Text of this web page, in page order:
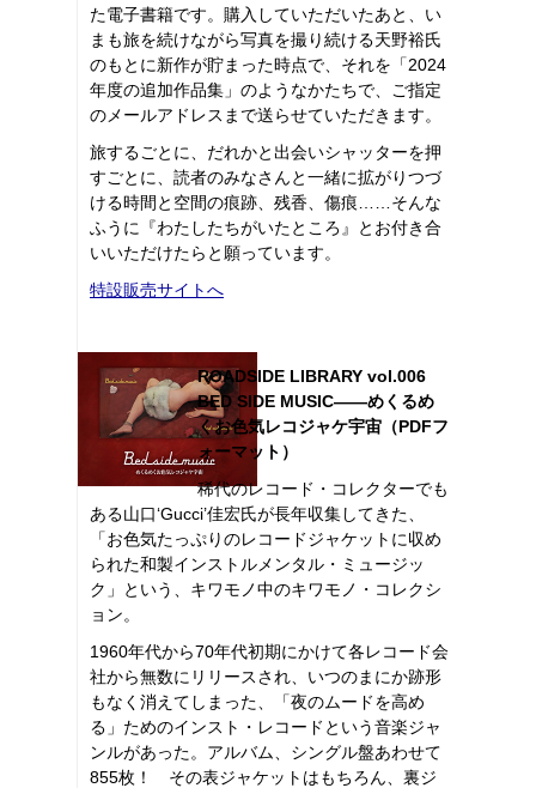
た電子書籍です。購入していただいたあと、い
まも旅を続けながら写真を撮り続ける天野裕氏
のもとに新作が貯まった時点で、それを「2024
年度の追加作品集」のようなかたちで、ご指定
のメールアドレスまで送らせていただきます。
旅するごとに、だれかと出会いシャッターを押
すごとに、読者のみなさんと一緒に拡がりつづ
ける時間と空間の痕跡、残香、傷痕……そんな
ふうに『わたしたちがいたところ』とお付き合
いいただけたらと願っています。
特設販売サイトへ
ROADSIDE LIBRARY vol.006
BED SIDE MUSIC――めくるめ
くお色気レコジャケ宇宙（PDFフ
ォーマット）
稀代のレコード・コレクターでも
ある山口‘Gucci’佳宏氏が長年収集してきた、
「お色気たっぷりのレコードジャケットに収め
られた和製インストルメンタル・ミュージッ
ク」という、キワモノ中のキワモノ・コレクシ
ョン。
1960年代から70年代初期にかけて各レコード会
社から無数にリリースされ、いつのまにか跡形
もなく消えてしまった、「夜のムードを高め
る」ためのインスト・レコードという音楽ジャ
ンルがあった。アルバム、シングル盤あわせて
855枚！ その表ジャケットはもちろん、裏ジ